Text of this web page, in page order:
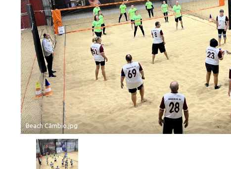
Beach Câmbio.jpg